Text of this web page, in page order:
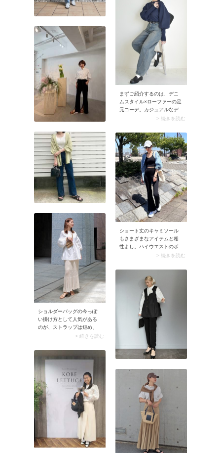
ため、ひと足早く春っぽい
装いが楽しめます。
まずご紹介するのは、デニ
ムスタイル×ローファーの足
元コーデ。カジュアルなデ
ニムパンツは、ローファー
きれいめな印象にシフトし
ます。さらに靴下をプラス
すると、より優等生な雰囲
気へとクラスアップします
よ。例えばスナップでは白
い靴下を取り入れて、デニ
ムとローファーの組み合わ
せにきちんと感をプラスし
ています。カジュアルなの
に品のある足元コーデが完
成！
> 続きを読む
ショート丈のキャミソール
もさまざまなアイテムと相
性よし。ハイウエストのボ
トムと好バランスに決まる
ナー対策にも便利です。短
め丈はトレンド感があり、
コーデのアクセントにもな
ってくれますよ。
> 続きを読む
ショルダーバッグの今っぽ
い掛け方として人気がある
のが、ストラップは短め、
バッグ本体がワキの下～ウ
に持ってくる掛け方。バッ
グがスタイリングの一部と
なり、アクセントとして存
在感を出してくれるのが魅
力です。きれいめコーデや
モードなスタイリングに合
わせるなら、バッグは小ぶ
りなデザインがおすすめ。
アクセサリーのように体に
く、シャレ感もアップしま
すよ。
> 続きを読む